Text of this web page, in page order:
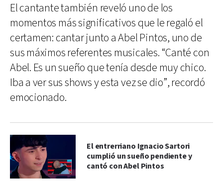
El cantante también reveló uno de los
momentos más significativos que le regaló el
certamen: cantar junto a Abel Pintos, uno de
sus máximos referentes musicales. “Canté con
Abel. Es un sueño que tenía desde muy chico.
Iba a ver sus shows y esta vez se dio”, recordó
emocionado.
El entrerriano Ignacio Sartori
cumplió un sueño pendiente y
cantó con Abel Pintos